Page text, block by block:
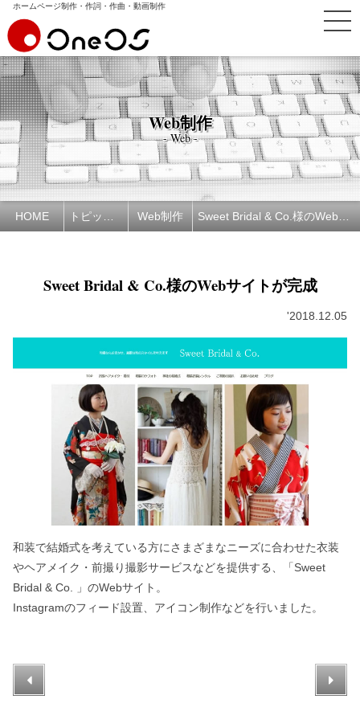
ホームページ制作・作詞・作曲・動画制作
Web制作
- Web -
HOME Web制作
Sweet Bridal & Co.様のWebサイトが完成
'2018.12.05
和装で結婚式を考えている方にさまざまなニーズに合わせた衣装
やヘアメイク・前撮り撮影サービスなどを提供する、「Sweet
Bridal & Co. 」のWebサイト。
Instagramのフィード設置、アイコン制作などを行いました。